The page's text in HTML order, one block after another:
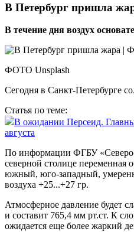
В Петербург пришла
В течение дня воздух
ФОТО Unsplash
Сегодня в Санкт-Петербурге
Статья по теме:
В ожидании Персеид.
августа
По информации ФГБУ
северной столице переменная
южный, юго-западный,
воздуха +25...+27 гр.
Атмосферное давление будет
и составит 765,4 мм рт.ст. К
ожидается еще более жаркий